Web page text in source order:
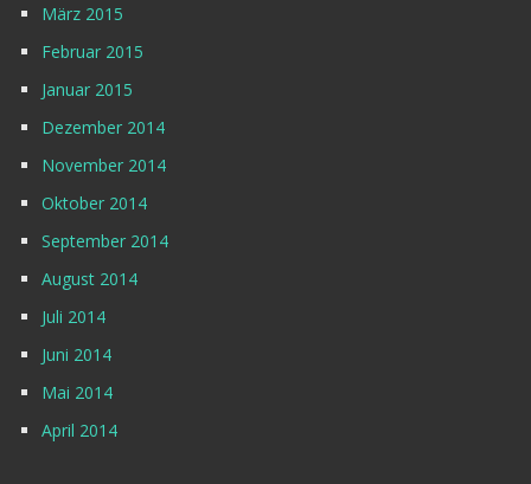
März 2015
Februar 2015
Januar 2015
Dezember 2014
November 2014
Oktober 2014
September 2014
August 2014
Juli 2014
Juni 2014
Mai 2014
April 2014